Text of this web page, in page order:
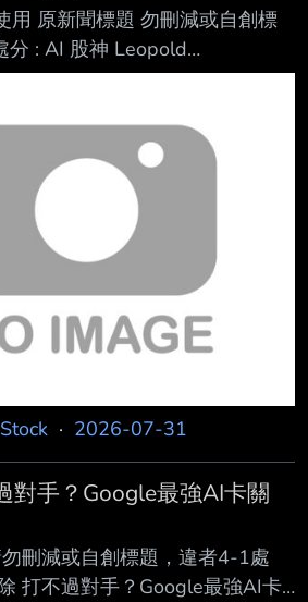
用 原新聞標題 勿刪減或自創標
分 : AI 股神 Leopold
翻車！240 億鎂對沖基金遭強制
8edxxwt9 據英國金融時報報
，由前OpenAI研究員Leopold
創立、管 理規模達240億美元的
Awareness近日遭受重創，
值 160億美元的公開市場股票持
分出
· 2026-07-31
對手？Google最強AI卡關
刪減或自創標題，違者4-1處
打不過對手？Google最強AI卡